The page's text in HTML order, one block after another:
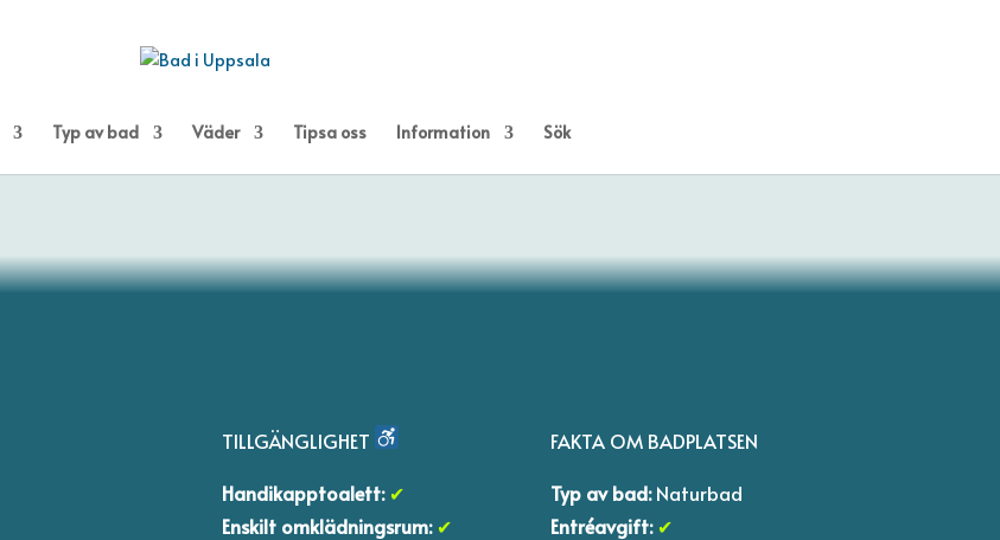
Typ av bad Väder Tipsa oss Information Sök
TILLGÄNGLIGHET
Handikapptoalett: ✔
Enskilt omklädningsrum: ✔
FAKTA OM BADPLATSEN
Typ av bad:Naturbad
Entréavgift: ✔